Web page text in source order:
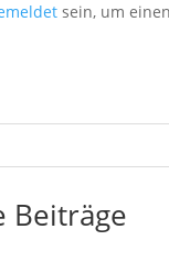
sein, um
Beiträge